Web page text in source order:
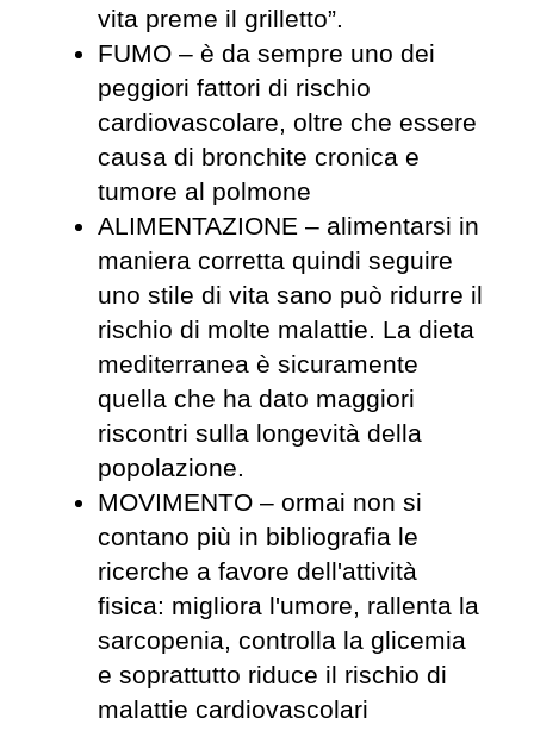
vita preme il grilletto”.
FUMO – è da sempre uno dei
peggiori fattori di rischio
cardiovascolare, oltre che essere
causa di bronchite cronica e
tumore al polmone
ALIMENTAZIONE – alimentarsi in
maniera corretta quindi seguire
uno stile di vita sano può ridurre il
rischio di molte malattie. La dieta
mediterranea è sicuramente
quella che ha dato maggiori
riscontri sulla longevità della
popolazione.
MOVIMENTO – ormai non si
contano più in bibliografia le
ricerche a favore dell'attività
fisica: migliora l'umore, rallenta la
sarcopenia, controlla la glicemia
e soprattutto riduce il rischio di
malattie cardiovascolari